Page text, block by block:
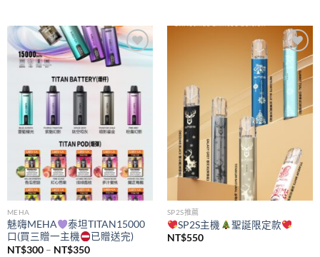
NT$200
到
NT$360
Add to
MEHA
魅嗨MEHA
泰坦TITAN15000
口(買三贈一主機
已贈送完)
NT$300 – NT$350價
Add to
wishlist
SP2S推薦
SP2S主機
聖誕限定款
NT$550